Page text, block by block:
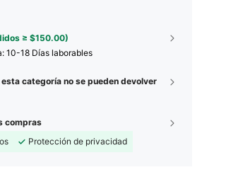
≥ $150.00)
10-18 Días laborables
categoría no se pueden devolver
compras
Protección de privacidad